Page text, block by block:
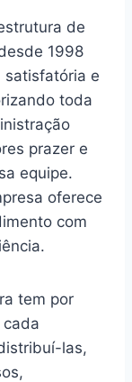
de
1998
satisfatória e
toda
prazer e
equipe.
oferece
com
tem por
las,